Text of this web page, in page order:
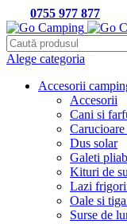
0755 977 877
Alege categoria
Accesorii
Accesorii
Cani si
Dus solar
Galeti
Kituri de
Lazi
Oale si
Surse de